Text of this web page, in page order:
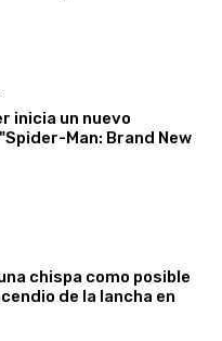
inicia un nuevo
Man: Brand New
chispa como posible
de la lancha en